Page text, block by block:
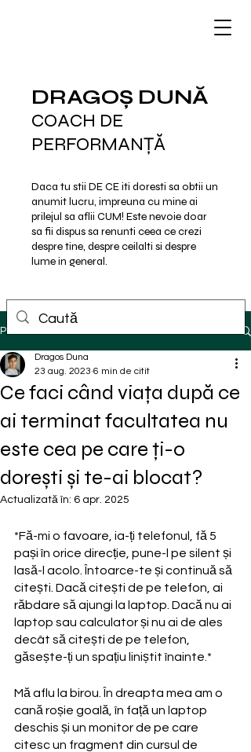
DRAGOȘ DUNĂ
COACH DE
PERFORMANȚĂ
Daca tu stii DE CE iti doresti sa obtii un
anumit lucru, impreuna cu mine ai
prilejul sa aflii CUM! Este nevoie doar
sa fii dispus sa renunti ceea ce crezi
despre tine, despre ceilalti si despre
lume in general.
Postare
Ce faci când viața după ce
ai terminat facultatea nu
este cea pe care ți-o
dorești și te-ai blocat?
Dragos Duna
23 aug. 2023 6 min de citit
Actualizată în: 6 apr. 2025
*Fă-mi o favoare, ia-ți telefonul, fă 5
pași în orice direcție, pune-l pe silent și
lasă-l acolo. Întoarce-te și continuă să
citești. Dacă citești de pe telefon, ai
răbdare să ajungi la laptop. Dacă nu ai
laptop sau calculator și nu ai de ales
decât să citești de pe telefon,
găsește-ți un spațiu liniștit înainte.*
Mă aflu la birou. În dreapta mea am o
cană roșie goală, în față un laptop
deschis și un monitor de pe care
citesc un fragment din cursul de